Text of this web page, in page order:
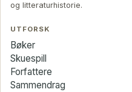
og litteraturhistorie.
UTFORSK
Bøker
Skuespill
Forfattere
Sammendrag